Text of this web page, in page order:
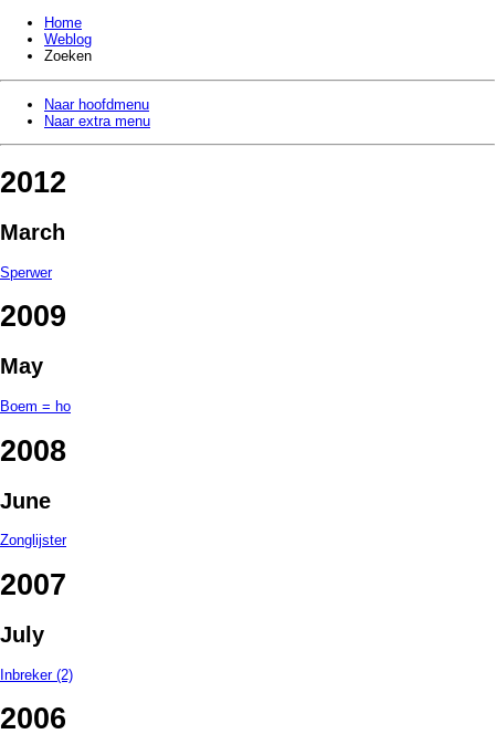
Home
Weblog
Zoeken
Naar hoofdmenu
Naar extra menu
2012
March
Sperwer
2009
May
Boem = ho
2008
June
Zonglijster
2007
July
Inbreker (2)
2006